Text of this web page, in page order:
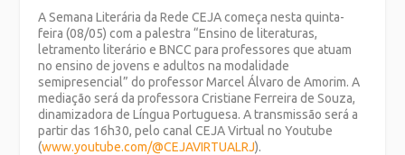
A Semana Literária da Rede CEJA começa nesta quinta-
feira (08/05) com a palestra “Ensino de literaturas,
letramento literário e BNCC para professores que atuam
no ensino de jovens e adultos na modalidade
semipresencial” do professor Marcel Álvaro de Amorim. A
mediação será da professora Cristiane Ferreira de Souza,
dinamizadora de Língua Portuguesa. A transmissão será a
partir das 16h30, pelo canal CEJA Virtual no Youtube
(www.youtube.com/@CEJAVIRTUALRJ).